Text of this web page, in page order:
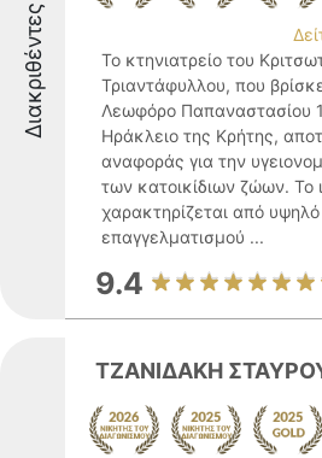
Διακριθέντες
Το κτηνιατρείο του
Τριαντάφυλλου, που
Λεωφόρο Παπαναστασίου
Ηράκλειο της Κρήτης,
αναφοράς για την
των κατοικίδιων ζώων. Το
χαρακτηρίζεται από
επαγγελματισμού ...
9.4
ΤΖΑΝΙΔΑΚΗ